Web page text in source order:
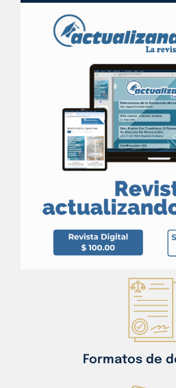
Formatos de